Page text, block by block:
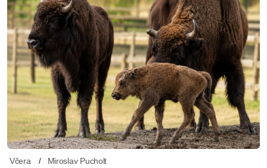
Včera Miroslav Pucholt